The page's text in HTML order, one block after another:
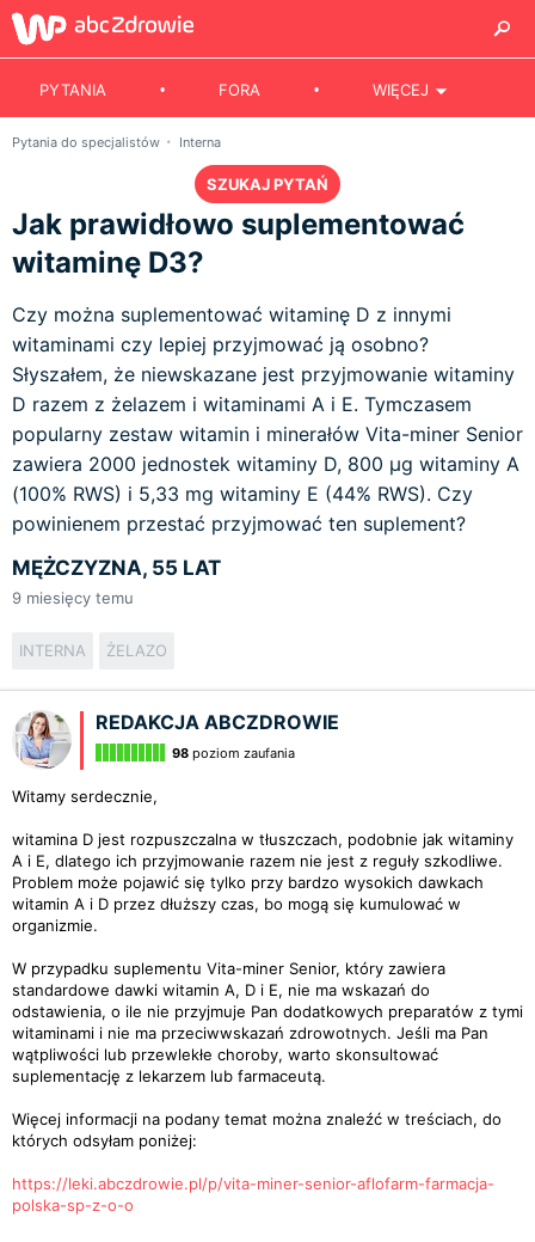
PYTANIA FORA WIĘCEJ
Pytania do specjalistów Interna
SZUKAJ PYTAŃ
Jak prawidłowo suplementować
witaminę D3?
Czy można suplementować witaminę D z innymi
witaminami czy lepiej przyjmować ją osobno?
Słyszałem, że niewskazane jest przyjmowanie witaminy
D razem z żelazem i witaminami A i E. Tymczasem
popularny zestaw witamin i minerałów Vita-miner Senior
zawiera 2000 jednostek witaminy D, 800 µg witaminy A
(100% RWS) i 5,33 mg witaminy E (44% RWS). Czy
powinienem przestać przyjmować ten suplement?
MĘŻCZYZNA, 55 LAT
9 miesięcy temu
INTERNA ŻELAZO
REDAKCJA ABCZDROWIE
98 poziom zaufania
Witamy serdecznie,
witamina D jest rozpuszczalna w tłuszczach, podobnie jak witaminy
A i E, dlatego ich przyjmowanie razem nie jest z reguły szkodliwe.
Problem może pojawić się tylko przy bardzo wysokich dawkach
witamin A i D przez dłuższy czas, bo mogą się kumulować w
organizmie.
W przypadku suplementu Vita-miner Senior, który zawiera
standardowe dawki witamin A, D i E, nie ma wskazań do
odstawienia, o ile nie przyjmuje Pan dodatkowych preparatów z tymi
witaminami i nie ma przeciwwskazań zdrowotnych. Jeśli ma Pan
wątpliwości lub przewlekłe choroby, warto skonsultować
suplementację z lekarzem lub farmaceutą.
Więcej informacji na podany temat można znaleźć w treściach, do
których odsyłam poniżej:
https://leki.abczdrowie.pl/p/vita-miner-senior-aflofarm-farmacja-
polska-sp-z-o-o